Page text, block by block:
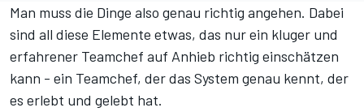
Man muss die Dinge also genau richtig angehen. Dabei
sind all diese Elemente etwas, das nur ein kluger und
erfahrener Teamchef auf Anhieb richtig einschätzen
kann - ein Teamchef, der das System genau kennt, der
es erlebt und gelebt hat.